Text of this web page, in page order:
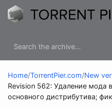
Home/TorrentPier.com/New
Revision 562: Удаление мода
основного дистрибутива;